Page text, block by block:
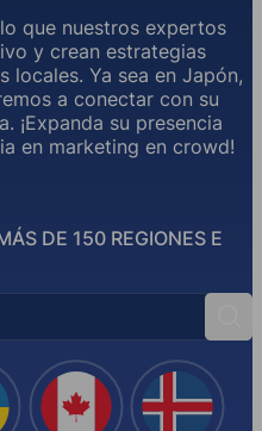
DE 150 REGIONES E
que nuestros expertos
y crean estrategias
locales. Ya sea en Japón,
a conectar con su
¡Expanda su presencia
en marketing en crowd!
Ucrania Canadá